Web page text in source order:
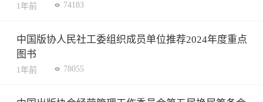
1年前 74183
中国版协人民社工委组织成员单位推荐2024年度重点
图书
1年前 78055